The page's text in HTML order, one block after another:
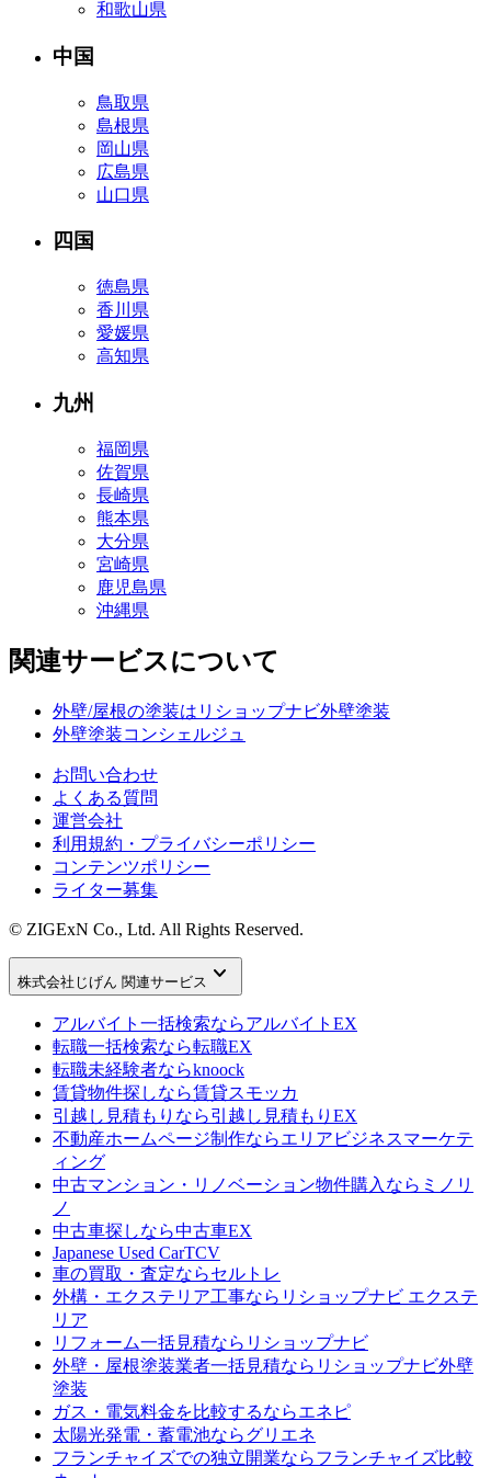
和歌山県
中国
鳥取県
島根県
岡山県
広島県
山口県
四国
徳島県
香川県
愛媛県
高知県
九州
福岡県
佐賀県
長崎県
熊本県
大分県
宮崎県
鹿児島県
沖縄県
関連サービスについて
外壁/屋根の塗装はリショップナビ外壁塗装
外壁塗装コンシェルジュ
お問い合わせ
よくある質問
運営会社
利用規約・プライバシーポリシー
コンテンツポリシー
ライター募集
© ZIGExN Co., Ltd. All Rights Reserved.
株式会社じげん 関連サービス keyboard_arrow_down
アルバイト一括検索ならアルバイトEX
転職一括検索なら転職EX
転職未経験者ならknoock
賃貸物件探しなら賃貸スモッカ
引越し見積もりなら引越し見積もりEX
不動産ホームページ制作ならエリアビジネスマーケテ
ィング
中古マンション・リノベーション物件購入なら ミノリ
ノ
中古車探しなら中古車EX
Japanese Used CarTCV
車の買取・査定ならセルトレ
外構・エクステリア工事なら リショップナビ エクステ
リア
リフォーム一括見積なら リショップナビ
外壁・屋根塗装業者一括見積なら リショップナビ外壁
塗装
ガス・電気料金を比較するならエネピ
太陽光発電・蓄電池ならグリエネ
フランチャイズでの独立開業ならフランチャイズ比較